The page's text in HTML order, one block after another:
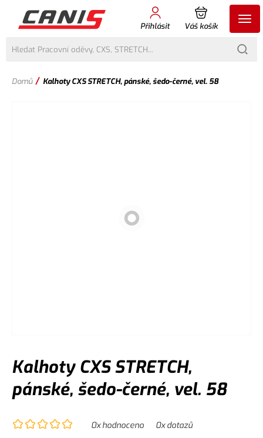
Přihlásit Váš košík
Domů / Kalhoty CXS STRETCH, pánské, šedo-černé, vel. 58
Kalhoty CXS STRETCH,
pánské, šedo-černé, vel. 58
0x hodnoceno 0x dotazů